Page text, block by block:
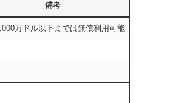
備考
万ドル以下までは無償利用可能